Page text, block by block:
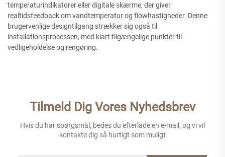
temperaturindikatorer eller digitale skærme, der giver
realtidsfeedback om vandtemperatur og flowhastigheder. Denne
brugervenlige designtilgang strækker sig også til
installationsprocessen, med klart tilgængelige punkter til
vedligeholdelse og rengøring.
Tilmeld Dig Vores Nyhedsbrev
Hvis du har spørgsmål, bedes du efterlade en e-mail, og vi vil
kontakte dig så hurtigt som muligt